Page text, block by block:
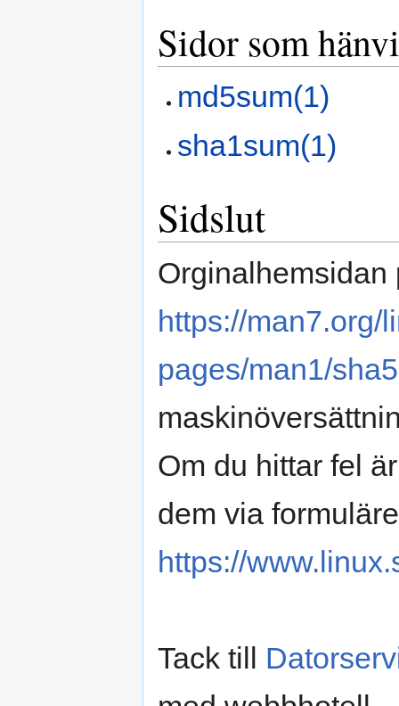
Sidor som
md5sum(1)
sha1sum(1)
Sidslut
Orginalhemsidan
https://man7.org/
pages/man1/
Om du hittar fel
dem via
https://
Tack till